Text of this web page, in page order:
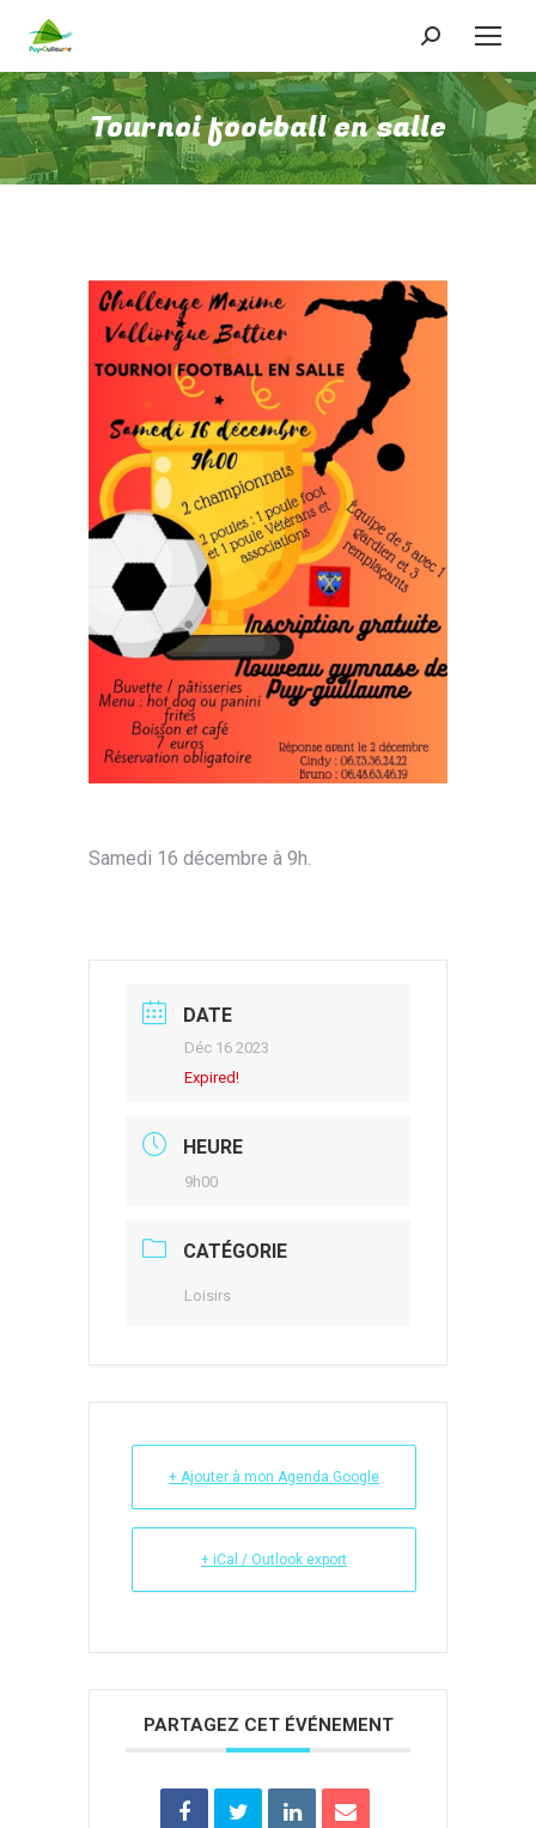
Recherche
:
Tournoi football en salle
Samedi 16 décembre à 9h.
DATE
Déc 16 2023
Expired!
HEURE
9h00
CATÉGORIE
Loisirs
+ Ajouter à mon Agenda Google
+ iCal / Outlook export
PARTAGEZ CET ÉVÉNEMENT